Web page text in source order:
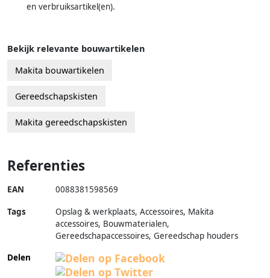
en verbruiksartikel(en).
Bekijk relevante bouwartikelen
Makita bouwartikelen
Gereedschapskisten
Makita gereedschapskisten
Referenties
EAN 0088381598569
Tags
Opslag & werkplaats, Accessoires, Makita
accessoires, Bouwmaterialen,
Gereedschapaccessoires, Gereedschap houders
Delen